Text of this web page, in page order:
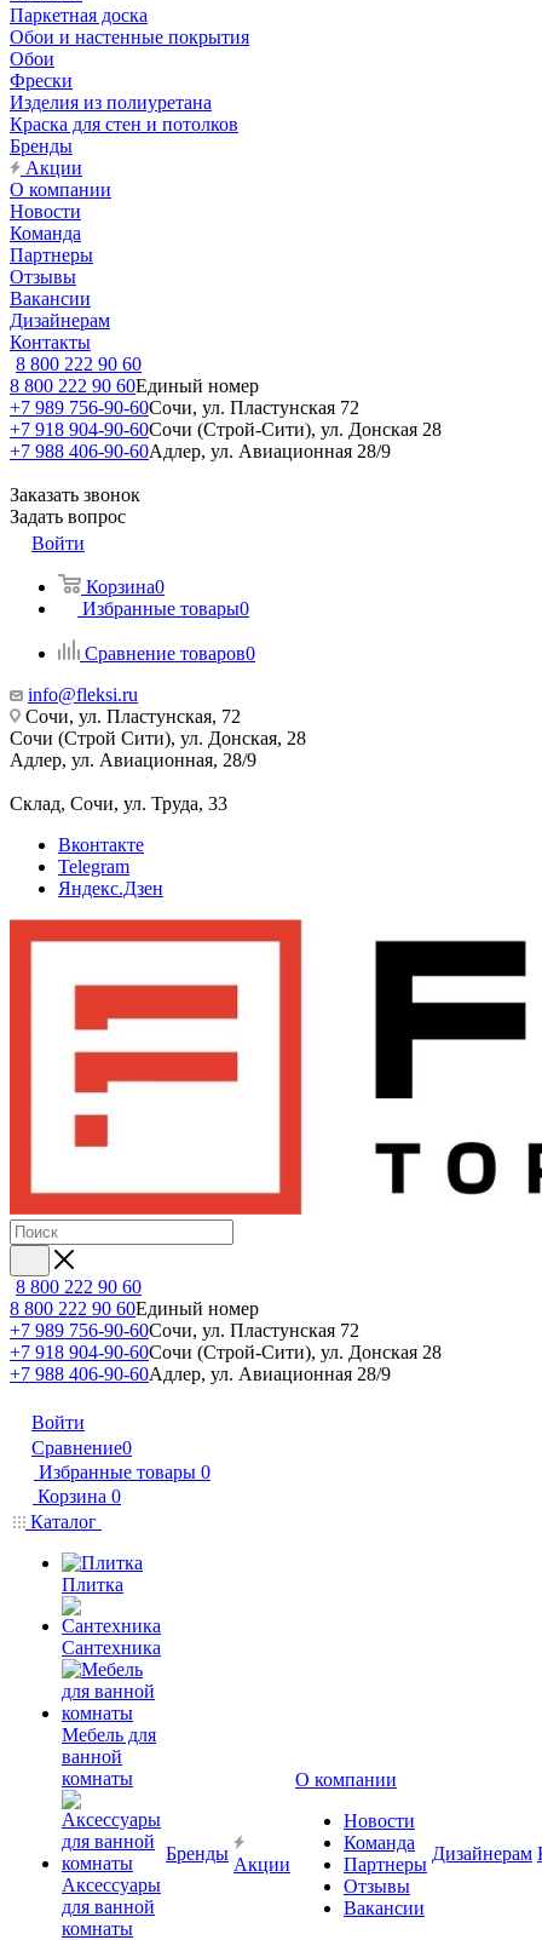
Паркетная доска
Обои и настенные покрытия
Обои
Фрески
Изделия из полиуретана
Краска для стен и потолков
Бренды
Акции
О компании
Новости
Команда
Партнеры
Отзывы
Вакансии
Дизайнерам
Контакты
8 800 222 90 60
8 800 222 90 60Единый номер
+7 989 756-90-60Сочи, ул. Пластунская 72
+7 918 904-90-60Сочи (Строй-Сити), ул. Донская 28
+7 988 406-90-60Адлер, ул. Авиационная 28/9
Заказать звонок
Задать вопрос
Войти
Корзина0
Избранные товары0
Сравнение товаров0
info@fleksi.ru
Сочи, ул. Пластунская, 72
Сочи (Строй Сити), ул. Донская, 28
Адлер, ул. Авиационная, 28/9
Склад, Сочи, ул. Труда, 33
Вконтакте
Telegram
Яндекс.Дзен
8 800 222 90 60
8 800 222 90 60Единый номер
+7 989 756-90-60Сочи, ул. Пластунская 72
+7 918 904-90-60Сочи (Строй-Сити), ул. Донская 28
+7 988 406-90-60Адлер, ул. Авиационная 28/9
Войти
Сравнение0
Избранные товары 0
Корзина 0
Каталог
Плитка
Сантехника
Мебель для
ванной
комнаты
Аксессуары
для ванной
комнаты
Бренды
Акции
О компании
Новости
Команда
Партнеры
Отзывы
Вакансии
Дизайнерам